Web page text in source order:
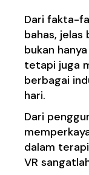
Dari fakta-
bahas, jelas
bukan
tetapi juga
berbagai
hari.
Dari
dalam
VR